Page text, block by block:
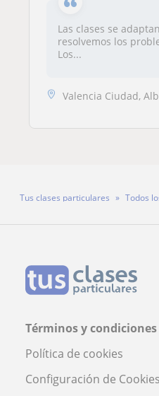
Las clases se
resolvemos los
Los...
Valencia Ciudad, Alboraya, Mislata,
Tus clases particulares Todos
Términos y condiciones
Política de cookies
Configuración de Cookies